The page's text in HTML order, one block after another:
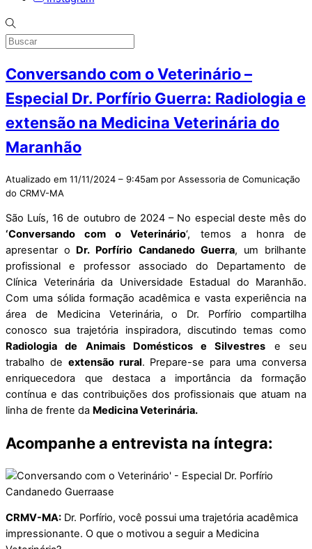
Conversando com o Veterinário –
Especial Dr. Porfírio Guerra: Radiologia e
extensão na Medicina Veterinária do
Maranhão
Atualizado em 11/11/2024 – 9:45am por Assessoria de Comunicação
do CRMV-MA
São Luís, 16 de outubro de 2024 – No especial deste mês do
‘Conversando com o Veterinário‘, temos a honra de
apresentar o Dr. Porfírio Candanedo Guerra, um brilhante
profissional e professor associado do Departamento de
Clínica Veterinária da Universidade Estadual do Maranhão.
Com uma sólida formação acadêmica e vasta experiência na
área de Medicina Veterinária, o Dr. Porfírio compartilha
conosco sua trajetória inspiradora, discutindo temas como
Radiologia de Animais Domésticos e Silvestres e seu
trabalho de extensão rural. Prepare-se para uma conversa
enriquecedora que destaca a importância da formação
contínua e das contribuições dos profissionais que atuam na
linha de frente da Medicina Veterinária.
Acompanhe a entrevista na íntegra:
CRMV-MA: Dr. Porfírio, você possui uma trajetória acadêmica
impressionante. O que o motivou a seguir a Medicina